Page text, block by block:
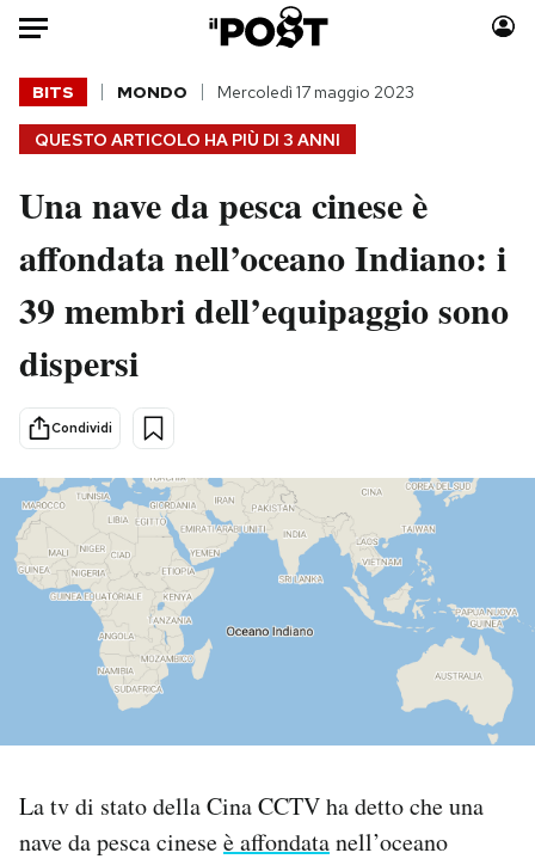
Auto
HOME
Italia
Politica
Tecnologia
Scienza
Cultura
Economia
Sport
Moda
Consumismi
Storie/Idee
Ok Boomer!
Mondiali calcio 2026
PODCAST
NEWSLETTER
I MIEI PREFERITI
SHOP
QUESTO ARTICOLO HA PIÙ DI 3 ANNI
BITS MONDO Mercoledì 17 maggio 2023
Una nave da pesca cinese è
affondata nell’oceano Indiano: i
39 membri dell’equipaggio sono
dispersi
Condividi
La tv di stato della Cina CCTV ha detto che una
nave da pesca cineseè affondatanell’oceano